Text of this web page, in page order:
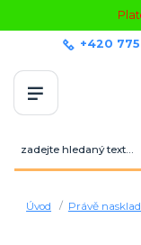
+420 775
Úvod Právě